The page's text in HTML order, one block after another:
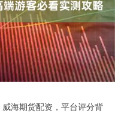
海期货配资，平台评分背